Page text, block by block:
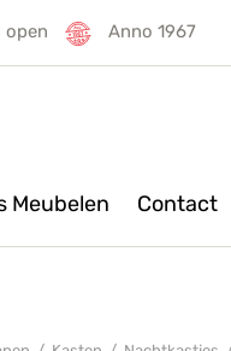
open Anno 1967
Meubelen Contact